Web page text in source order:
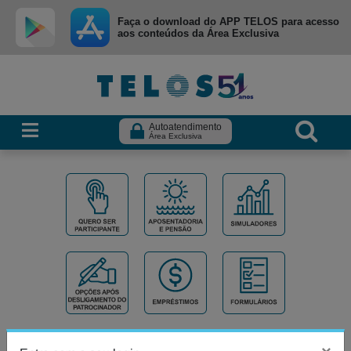
Ir para menu principal
Ir para conteúdo
Faça o download do APP TELOS para acesso
aos conteúdos da Área Exclusiva
Autoatendimento
Área Exclusiva